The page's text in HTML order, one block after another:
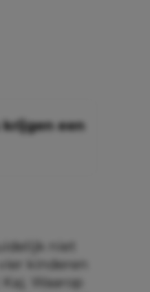
krijgen een
niet
kinderen
Waarop